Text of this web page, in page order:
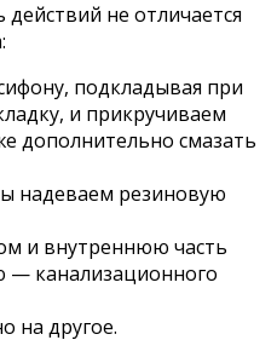
не отличается
подкладывая при
и прикручиваем
дополнительно смазать
надеваем резиновую
и внутреннюю часть
канализационного
на другое.